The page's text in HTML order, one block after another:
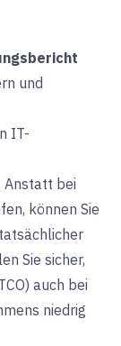
und
IT-
Anstatt bei
können Sie
Sie sicher,
auch bei
niedrig